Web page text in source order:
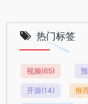
热门标签
视频(65)
开源(14) 推